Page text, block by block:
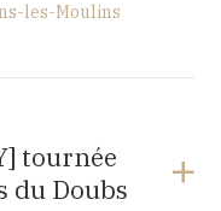
les-Moulins
tournée
du Doubs